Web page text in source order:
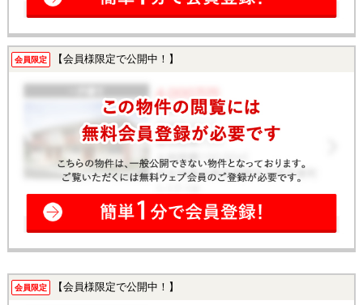
会員限定 【会員様限定で公開中！】
会員限定 【会員様限定で公開中！】